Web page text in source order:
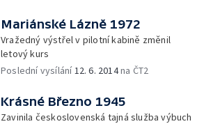
Mariánské Lázně 1972
Vražedný výstřel v pilotní kabině změnil
letový kurs
Poslední vysílání12. 6. 2014na ČT2
Krásné Březno 1945
Zavinila československá tajná služba výbuch